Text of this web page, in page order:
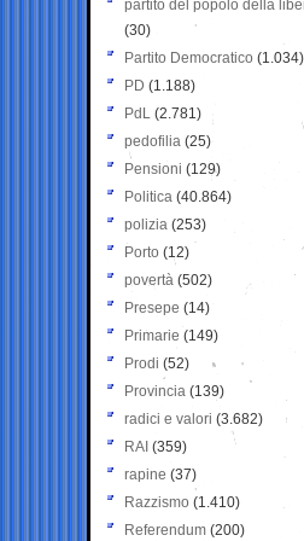
partito del popolo della
(30)
Partito Democratico (1.034)
PD (1.188)
PdL (2.781)
pedofilia (25)
Pensioni (129)
Politica (40.864)
polizia (253)
Porto (12)
povertà (502)
Presepe (14)
Primarie (149)
Prodi (52)
Provincia (139)
radici e valori (3.682)
RAI (359)
rapine (37)
Razzismo (1.410)
Referendum (200)